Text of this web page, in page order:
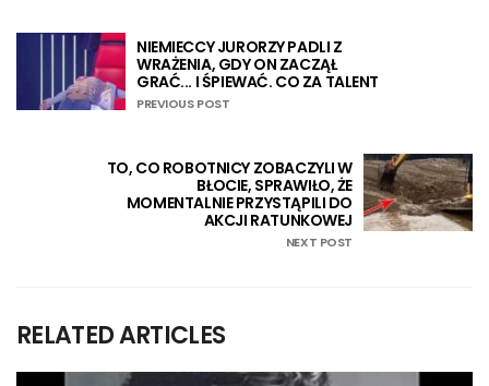
NIEMIECCY JURORZY PADLI Z
WRAŻENIA, GDY ON ZACZĄŁ
GRAĆ... I ŚPIEWAĆ. CO ZA TALENT
PREVIOUS POST
TO, CO ROBOTNICY ZOBACZYLI W
BŁOCIE, SPRAWIŁO, ŻE
MOMENTALNIE PRZYSTĄPILI DO
AKCJI RATUNKOWEJ
NEXT POST
RELATED ARTICLES